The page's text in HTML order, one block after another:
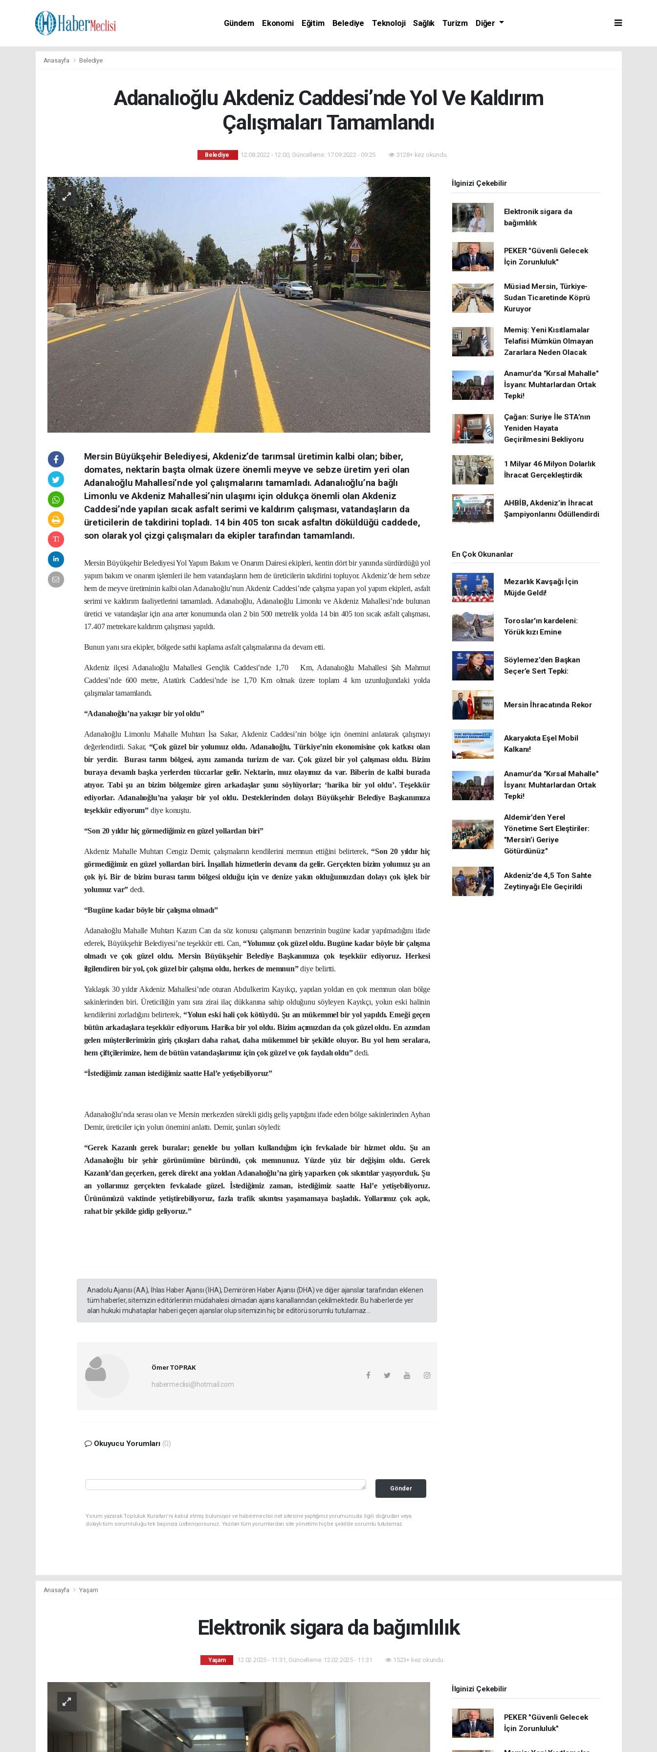
Gündem Ekonomi Eğitim Belediye Teknoloji Sağlık Turizm Diğer
Anasayfa Belediye
Adanalıoğlu Akdeniz Caddesi’nde Yol Ve Kaldırım
Çalışmaları Tamamlandı
Belediye 12.08.2022 - 12:00, Güncelleme: 17.09.2022 - 09:25 3128+ kez okundu.
Mersin Büyükşehir Belediyesi, Akdeniz’de tarımsal üretimin kalbi olan; biber,
domates, nektarin başta olmak üzere önemli meyve ve sebze üretim yeri olan
Adanalıoğlu Mahallesi’nde yol çalışmalarını tamamladı. Adanalıoğlu’na bağlı
Limonlu ve Akdeniz Mahallesi’nin ulaşımı için oldukça önemli olan Akdeniz
Caddesi’nde yapılan sıcak asfalt serimi ve kaldırım çalışması, vatandaşların da
üreticilerin de takdirini topladı. 14 bin 405 ton sıcak asfaltın döküldüğü caddede,
son olarak yol çizgi çalışmaları da ekipler tarafından tamamlandı.
Mersin Büyükşehir Belediyesi Yol Yapım Bakım ve Onarım Dairesi ekipleri, kentin dört bir yanında sürdürdüğü yol
yapım bakım ve onarım işlemleri ile hem vatandaşların hem de üreticilerin takdirini topluyor. Akdeniz’de hem sebze
hem de meyve üretiminin kalbi olan Adanalıoğlu’nun Akdeniz Caddesi’nde çalışma yapan yol yapım ekipleri, asfalt
serimi ve kaldırım faaliyetlerini tamamladı. Adanalıoğlu, Adanalıoğlu Limonlu ve Akdeniz Mahallesi’nde bulunan
üretici ve vatandaşlar için ana arter konumunda olan 2 bin 500 metrelik yolda 14 bin 405 ton sıcak asfalt çalışması,
17.407 metrekarekaldırım çalışması yapıldı.
Bunun yanı sıra ekipler, bölgede sathi kaplama asfalt çalışmalarına da devam etti.
Akdeniz ilçesi Adanalıoğlu Mahallesi Gençlik Caddesi’nde 1,70
Km, Adanalıoğlu Mahallesi Şıh Mahmut
Caddesi’nde 600 metre, Atatürk Caddesi’nde ise 1,70 Km olmak üzere toplam 4 km uzunluğundaki yolda
çalışmalar tamamlandı.
“Adanalıoğlu’na yakışır bir yol oldu”
Adanalıoğlu Limonlu Mahalle Muhtarı İsa Sakar, Akdeniz Caddesi’nin bölge için önemini anlatarak çalışmayı
değerlendirdi. Sakar, “Çok güzel bir yolumuz oldu. Adanalıoğlu, Türkiye’nin ekonomisine çok katkısı olan
bir yerdir.
Burası tarım bölgesi, aynı zamanda turizm de var. Çok güzel bir yol çalışması oldu. Bizim
buraya devamlı başka yerlerden tüccarlar gelir. Nektarin, muz olayımız da var. Biberin de kalbi burada
atıyor. Tabi şu an bizim bölgemize giren arkadaşlar şunu söylüyorlar; ‘harika bir yol oldu’. Teşekkür
ediyorlar. Adanalıoğlu’na yakışır bir yol oldu. Desteklerinden dolayı Büyükşehir Belediye Başkanımıza
teşekkür ediyorum” diye konuştu.
“Son 20 yıldır hiç görmediğimiz en güzel yollardan biri”
Akdeniz Mahalle Muhtarı Cengiz Demir, çalışmaların kendilerini memnun ettiğini belirterek,“Son 20 yıldır hiç
görmediğimiz en güzel yollardan biri. İnşallah hizmetlerin devamı da gelir. Gerçekten bizim yolumuz şu an
çok iyi. Bir de bizim burası tarım bölgesi olduğu için ve denize yakın olduğumuzdan dolayı çok işlek bir
yolumuz var”dedi.
“Bugüne kadar böyle bir çalışma olmadı”
Adanalıoğlu Mahalle Muhtarı Kazım Can da söz konusu çalışmanın benzerinin bugüne kadar yapılmadığını ifade
ederek, Büyükşehir Belediyesi’ne teşekkür etti. Can, “Yolumuz çok güzel oldu. Bugüne kadar böyle bir çalışma
olmadı ve çok güzel oldu. Mersin Büyükşehir Belediye Başkanımıza çok teşekkür ediyoruz. Herkesi
ilgilendiren bir yol, çok güzel bir çalışma oldu, herkes de memnun”diye belirtti.
Yaklaşık 30 yıldır Akdeniz Mahallesi’nde oturan Abdulkerim Kayıkçı, yapılan yoldan en çok memnun olan bölge
sakinlerinden biri. Üreticiliğin yanı sıra zirai ilaç dükkanına sahip olduğunu söyleyen Kayıkçı, yolun eski halinin
kendilerini zorladığını belirterek,“Yolun eski hali çok kötüydü. Şu an mükemmel bir yol yapıldı. Emeği geçen
bütün arkadaşlara teşekkür ediyorum. Harika bir yol oldu. Bizim açımızdan da çok güzel oldu. En azından
gelen müşterilerimizin giriş çıkışları daha rahat, daha mükemmel bir şekilde oluyor. Bu yol hem seralara,
hem çiftçilerimize, hem de bütün vatandaşlarımız için çok güzel ve çok faydalı oldu”dedi.
“İstediğimiz zaman istediğimiz saatte Hal’e yetişebiliyoruz”
Adanalıoğlu’nda serası olan ve Mersin merkezden sürekli gidiş geliş yaptığını ifade eden bölge sakinlerinden Ayhan
Demir, üreticiler için yolun önemini anlattı. Demir, şunları söyledi:
“Gerek Kazanlı gerek buralar; genelde bu yolları kullandığım için fevkalade bir hizmet oldu. Şu an
Adanalıoğlu bir şehir görünümüne büründü, çok memnunuz. Yüzde yüz bir değişim oldu. Gerek
Kazanlı’dan geçerken, gerek direkt ana yoldan Adanalıoğlu’na giriş yaparken çok sıkıntılar yaşıyorduk. Şu
an yollarımız gerçekten fevkalade güzel. İstediğimiz zaman, istediğimiz saatte Hal’e yetişebiliyoruz.
Ürünümüzü vaktinde yetiştirebiliyoruz, fazla trafik sıkıntısı yaşamamaya başladık. Yollarımız çok açık,
rahat bir şekilde gidip geliyoruz.”
Anadolu Ajansı (AA), İhlas Haber Ajansı (İHA), Demirören Haber Ajansı (DHA) ve diğer ajanslar tarafından eklenen
tüm haberler, sitemizin editörlerinin müdahalesi olmadan ajans kanallarından çekilmektedir. Bu haberlerde yer
alan hukuki muhataplar haberi geçen ajanslar olup sitemizin hiç bir editörü sorumlu tutulamaz...
Ömer TOPRAK
habermeclisi@hotmail.com
Okuyucu Yorumları (0)
Gönder
Yorum yazarak Topluluk Kuralları’nı kabul etmiş bulunuyor ve habermeclisi.net sitesine yaptığınız yorumunuzla ilgili doğrudan veya
dolaylı tüm sorumluluğu tek başınıza üstleniyorsunuz. Yazılan tüm yorumlardan site yönetimi hiçbir şekilde sorumlu tutulamaz.
İlginizi Çekebilir
Elektronik sigara da
bağımlılık
PEKER "Güvenli Gelecek
İçin Zorunluluk"
Müsiad Mersin, Türkiye-
Sudan Ticaretinde Köprü
Kuruyor
Memiş: Yeni Kısıtlamalar
Telafisi Mümkün Olmayan
Zararlara Neden Olacak
Anamur’da "Kırsal Mahalle"
İsyanı: Muhtarlardan Ortak
Tepki!
Çağan: Suriye İle STA’nın
Yeniden Hayata
Geçirilmesini Bekliyoru
1 Milyar 46 Milyon Dolarlık
İhracat Gerçekleştirdik
AHBİB, Akdeniz’in İhracat
Şampiyonlarını Ödüllendirdi
En Çok Okunanlar
Mezarlık Kavşağı İçin
Müjde Geldi!
Toroslar'ın kardeleni:
Yörük kızı Emine
Söylemez’den Başkan
Seçer’e Sert Tepki:
Mersin İhracatında Rekor
​Akaryakıta Eşel Mobil
Kalkanı!
Anamur’da "Kırsal Mahalle"
İsyanı: Muhtarlardan Ortak
Tepki!
Aldemir’den Yerel
Yönetime Sert Eleştiriler:
"Mersin’i Geriye
Götürdünüz"
Akdeniz’de 4,5 Ton Sahte
Zeytinyağı Ele Geçirildi
Anasayfa Yaşam
Elektronik sigara da bağımlılık
Yaşam 12.02.2025 - 11:31, Güncelleme: 12.02.2025 - 11:31 1523+ kez okundu.
İlginizi Çekebilir
PEKER "Güvenli Gelecek
İçin Zorunluluk"